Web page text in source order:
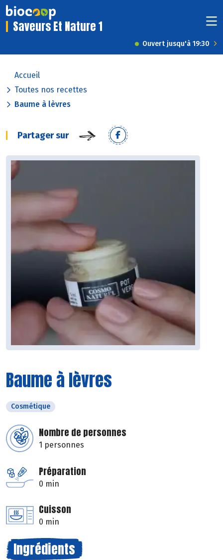
Saveurs Et Nature 1
Ouvert jusqu'à 19:30
Accueil
Toutes nos recettes
Baume à lèvres
Partager sur
Baume à lèvres
Cosmétique
Nombre de personnes
1 personnes
Préparation
0 min
Cuisson
0 min
Ingrédients